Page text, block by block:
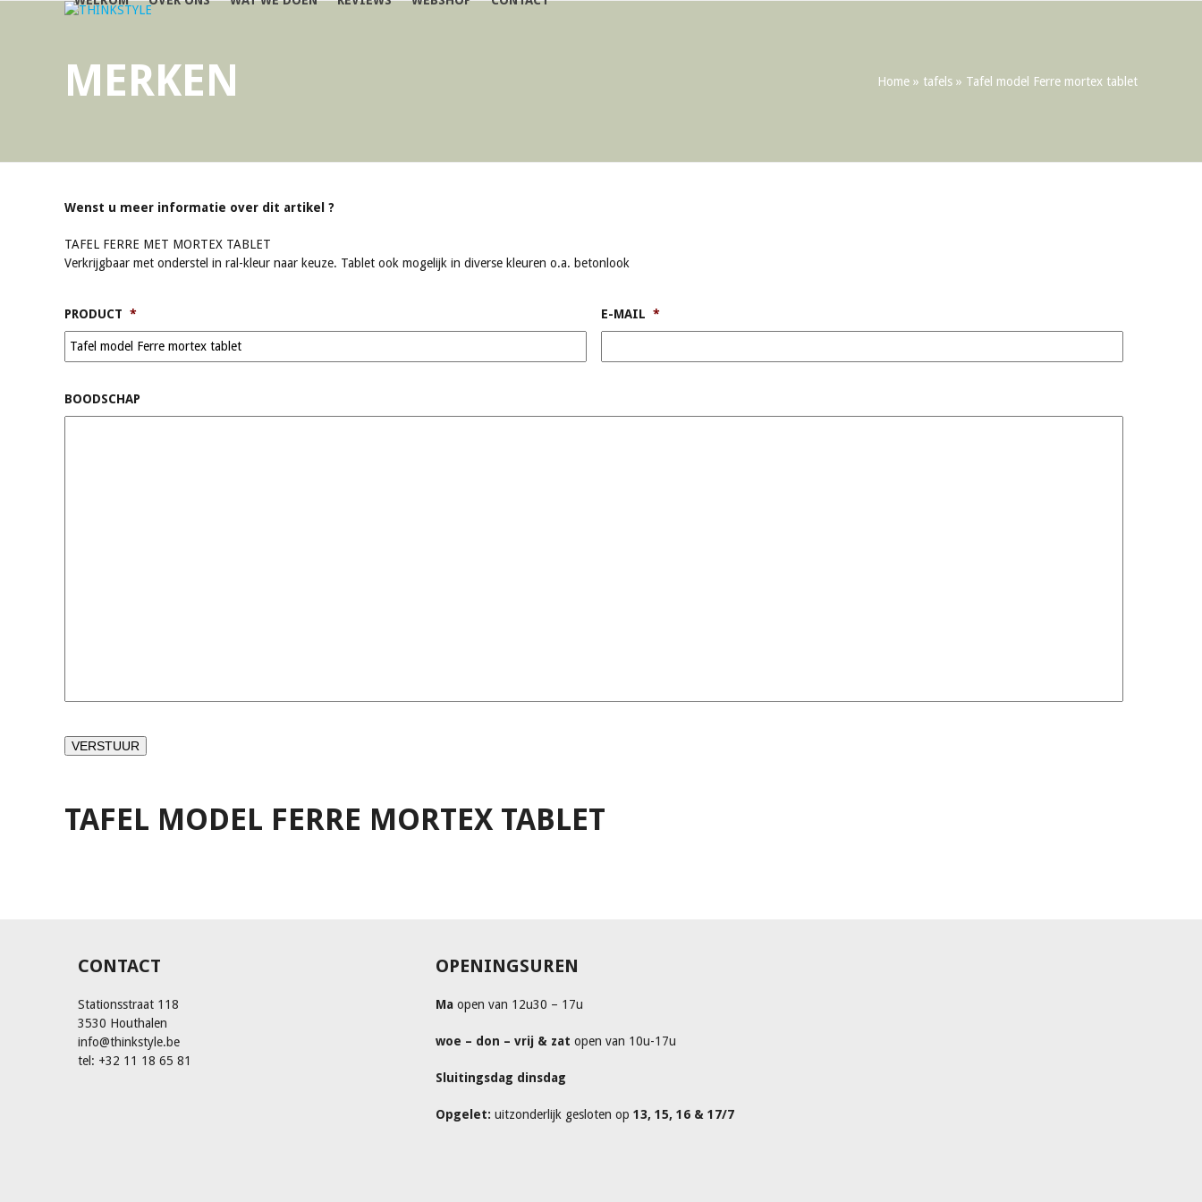
MERKEN Home » tafels » Tafel model Ferre mortex tablet
Wenst u meer informatie over dit artikel ?
TAFEL FERRE MET MORTEX TABLET
Verkrijgbaar met onderstel in ral-kleur naar keuze. Tablet ook mogelijk in diverse kleuren o.a. betonlook
PRODUCT * E-MAIL *
BOODSCHAP
TAFEL MODEL FERRE MORTEX TABLET
CONTACT
Stationsstraat 118
3530 Houthalen
info@thinkstyle.be
tel: +32 11 18 65 81
OPENINGSUREN
Ma open van 12u30 – 17u
woe – don – vrij & zat open van 10u-17u
Sluitingsdag dinsdag
Opgelet: uitzonderlijk gesloten op 13, 15, 16 & 17/7